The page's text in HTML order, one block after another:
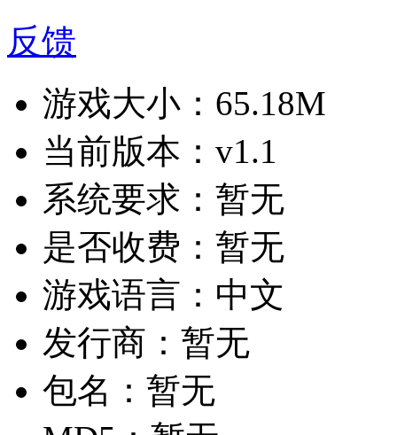
反馈
游戏大小： 65.18M
当前版本： v1.1
系统要求： 暂无
是否收费： 暂无
游戏语言： 中文
发行商： 暂无
包名： 暂无